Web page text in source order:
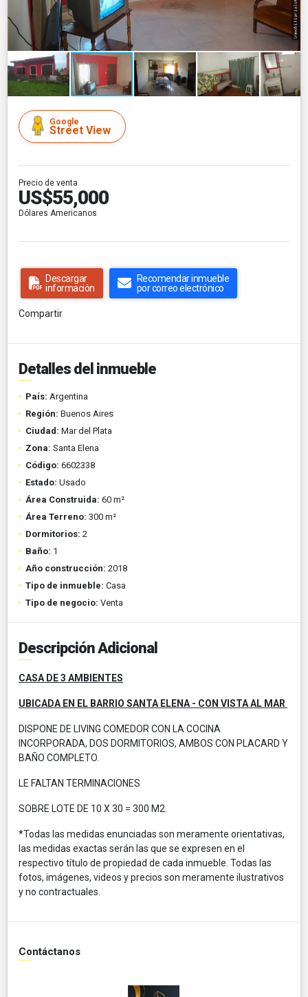
Google
Street View
Precio de venta
US$55,000
Dólares Americanos
Descargar
información
Recomendar inmueble
por correo electrónico
Compartir
Detalles del inmueble
País: Argentina
Región: Buenos Aires
Ciudad: Mar del Plata
Zona: Santa Elena
Código: 6602338
Estado: Usado
Área Construida: 60 m²
Área Terreno: 300 m²
Dormitorios: 2
Baño: 1
Año construcción: 2018
Tipo de inmueble: Casa
Tipo de negocio: Venta
Descripción Adicional
CASA DE 3 AMBIENTES
UBICADA EN EL BARRIO SANTA ELENA - CON VISTA AL MAR
DISPONE DE LIVING COMEDOR CON LA COCINA
INCORPORADA, DOS DORMITORIOS, AMBOS CON PLACARD Y
BAÑO COMPLETO.
LE FALTAN TERMINACIONES
SOBRE LOTE DE 10 X 30 = 300 M2.
*Todas las medidas enunciadas son meramente orientativas,
las medidas exactas serán las que se expresen en el
respectivo título de propiedad de cada inmueble. Todas las
fotos, imágenes, videos y precios son meramente ilustrativos
y no contractuales.
Contáctanos